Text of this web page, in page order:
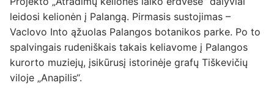
leidosi kelionėn į Palangą. Pirmasis sustojimas –
Vaclovo Into ąžuolas Palangos botanikos parke. Po to
spalvingais rudeniškais takais keliavome į Palangos
kurorto muziejų, įsikūrusį istorinėje grafų Tiškevičių
viloje „Anapilis“.